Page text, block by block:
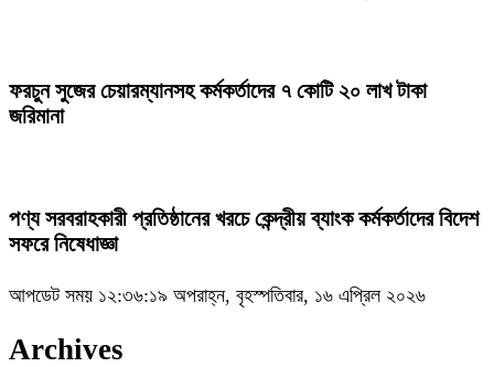
ফরচুন সুজের চেয়ারম্যানসহ কর্মকর্তাদের ৭ কোটি ২০ লাখ টাকা
জরিমানা
পণ্য সরবরাহকারী প্রতিষ্ঠানের খরচে কেন্দ্রীয় ব্যাংক কর্মকর্তাদের বিদেশ
সফরে নিষেধাজ্ঞা
আপডেট সময় ১২:৩৬:১৯ অপরাহ্ন, বৃহস্পতিবার, ১৬ এপ্রিল ২০২৬
Archives